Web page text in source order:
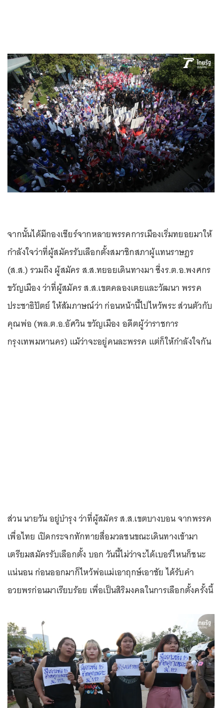
จากนั้นได้มีกองเชียร์จากหลายพรรคการเมืองเริ่มทยอยมาให้
กำลังใจว่าที่ผู้สมัครรับเลือกตั้งสมาชิกสภาผู้แทนราษฎร
(ส.ส.) รวมถึง ผู้สมัคร ส.ส.ทยอยเดินทางมา ซึ่งร.ต.อ.พงศกร
ขวัญเมือง ว่าที่ผู้สมัคร ส.ส.เขตคลองเตยและวัฒนา พรรค
ประชาธิปัตย์ ให้สัมภาษณ์ว่า ก่อนหน้านี้ไปไหว้พระ ส่วนตัวกับ
คุณพ่อ (พล.ต.อ.อัศวิน ขวัญเมือง อดีตผู้ว่าราชการ
กรุงเทพมหานคร) แม้ว่าจะอยู่คนละพรรค แต่ก็ให้กำลังใจกัน
ส่วน นายวัน อยู่บำรุง ว่าที่ผู้สมัคร ส.ส.เขตบางบอน จากพรรค
เพื่อไทย เปิดกระจกทักทายสื่อมวลชนขณะเดินทางเข้ามา
เตรียมสมัครรับเลือกตั้ง บอก วันนี้ไม่ว่าจะได้เบอร์ไหนก็ชนะ
แน่นอน ก่อนออกมาก็ไหว้พ่อแม่เอาฤกษ์เอาชัย ได้รับคำ
อวยพรก่อนมาเรียบร้อย เพื่อเป็นสิริมงคลในการเลือกตั้งครั้งนี้